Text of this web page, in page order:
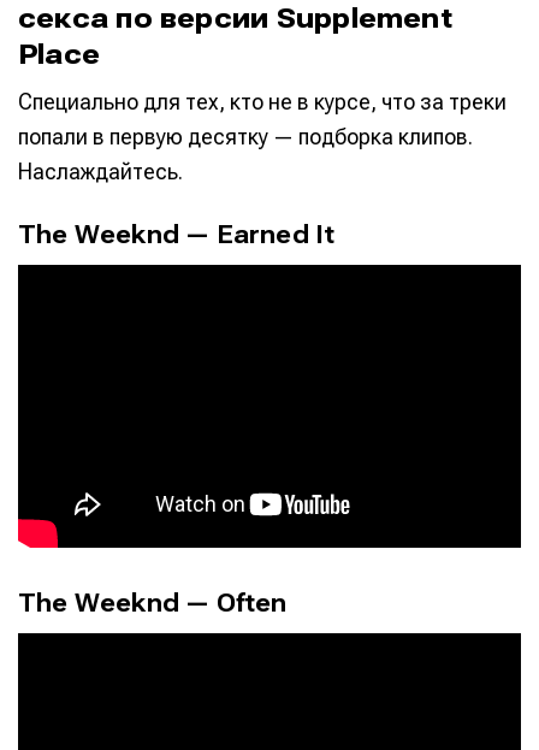
секса по версии Supplement
Place
Специально для тех, кто не в курсе, что за треки
попали в первую десятку — подборка клипов.
Наслаждайтесь.
The Weeknd — Earned It
The Weeknd — Often